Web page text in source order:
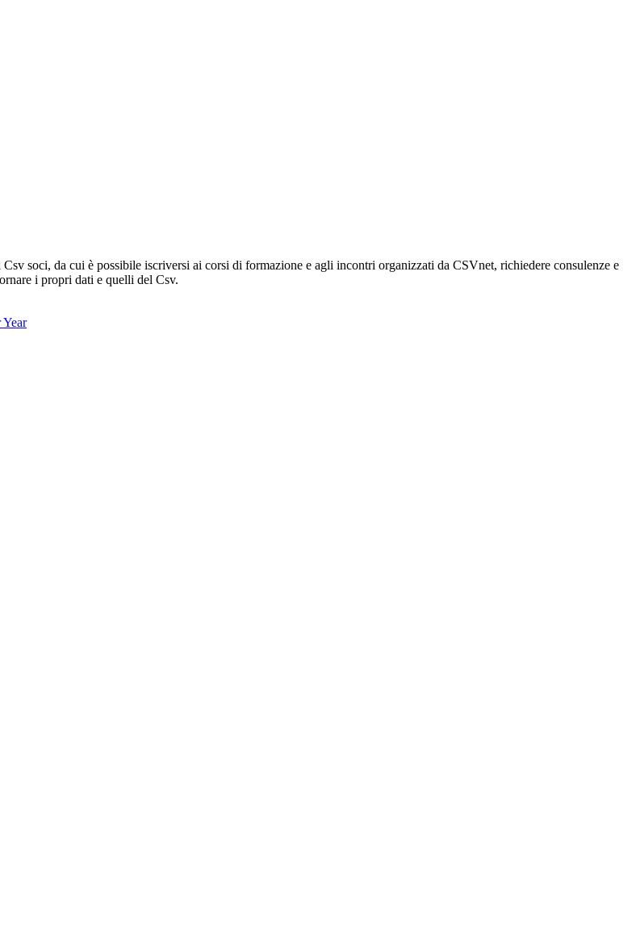
soci, da cui è possibile iscriversi ai corsi di formazione e agli incontri organizzati da CSVnet, richiedere consulenze e
i propri dati e quelli del Csv.